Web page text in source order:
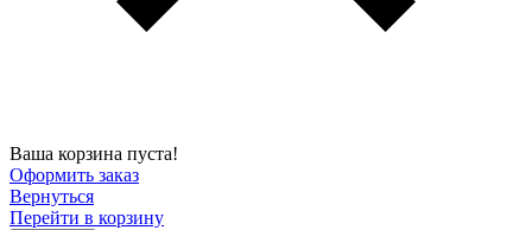
Ваша корзина пуста!
Оформить заказ
Вернуться
Перейти в корзину